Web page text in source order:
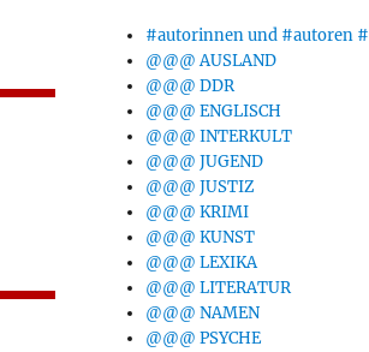
#autorinnen und #autoren #
@@@ AUSLAND
@@@ DDR
@@@ ENGLISCH
@@@ INTERKULT
@@@ JUGEND
@@@ JUSTIZ
@@@ KRIMI
@@@ KUNST
@@@ LEXIKA
@@@ LITERATUR
@@@ NAMEN
@@@ PSYCHE